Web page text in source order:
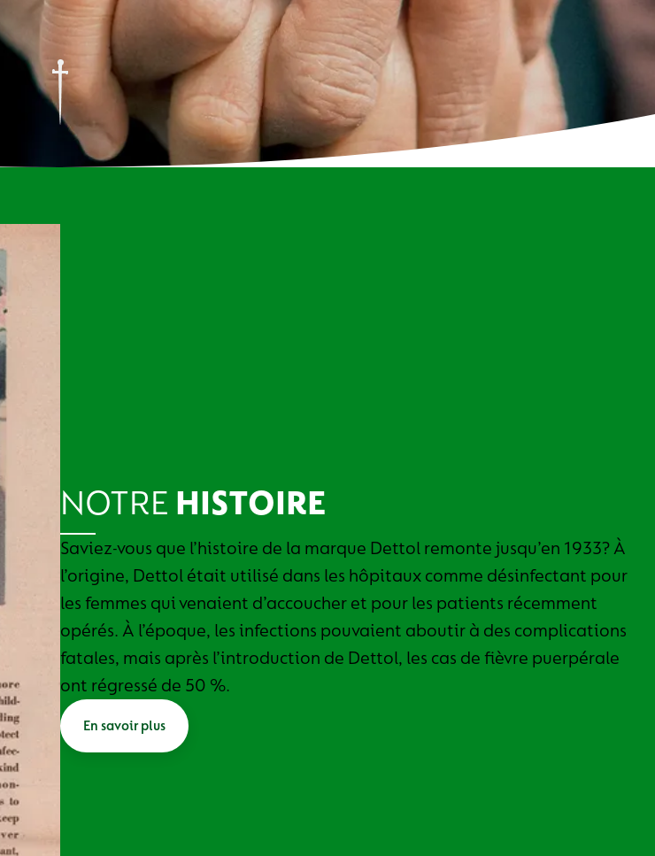
NOTRE HISTOIRE
Saviez-vous que l’histoire de la marque Dettol remonte jusqu’en 1933? À
l’origine, Dettol était utilisé dans les hôpitaux comme désinfectant pour
les femmes qui venaient d’accoucher et pour les patients récemment
opérés. À l’époque, les infections pouvaient aboutir à des complications
fatales, mais après l’introduction de Dettol, les cas de fièvre puerpérale
ont régressé de 50 %.
En savoir plus